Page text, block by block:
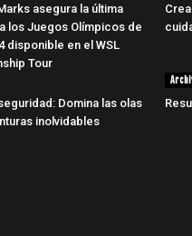
asegura la última
los Juegos Olímpicos de
disponible en el WSL
Tour
Domina las olas
inolvidables